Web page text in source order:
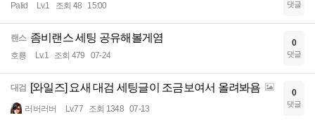
Palid Lv.1 조회 48 15:00 댓글
랜스 좀비랜스 세팅 공유해볼게염
호룡 Lv.1 조회 479 07-24
0
댓글
대검 [와일즈] 요새 대검 세팅글이 조금보여서 올려봐욤
러버러버 Lv.77 조회 1348 07-13
0
댓글